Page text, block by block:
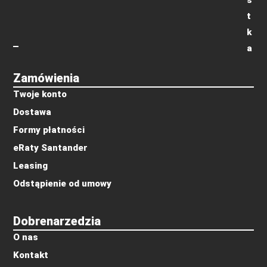
Dobrenarzedzia
O nas
Kontakt
Zamówienia
Twoje konto
Dostawa
Formy płatności
eRaty Santander
Leasing
Odstąpienie od umowy
t
k
a